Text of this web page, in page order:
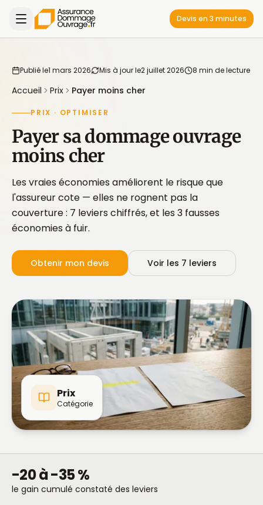
Devis en 3 minutes
Publié le1 mars 2026 Mis à jour le2 juillet 2026 8 min de lecture
Accueil Prix Payer moins cher
PRIX · OPTIMISER
Payer sa dommage ouvrage
moins cher
Les vraies économies améliorent le risque que
l'assureur cote — elles ne rognent pas la
couverture : 7 leviers chiffrés, et les 3 fausses
économies à fuir.
Obtenir mon devis Voir les 7 leviers
Prix
Catégorie
-20 à -35 %
le gain cumulé constaté des leviers